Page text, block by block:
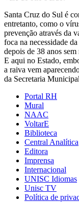
Santa Cruz do Sul é
entretanto, como o
prevenção através da
foca na necessidade
depois de 38 anos
E aqui no Estado,
a raiva vem
da Secretaria
Portal RH
Mural
NAAC
VoltarE
Biblioteca
Central Analítica
Editora
Imprensa
Internacional
UNISC Idiomas
Unisc TV
Política de